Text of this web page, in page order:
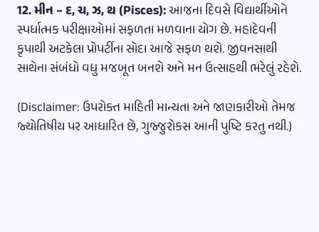
12. મીન – દ, ચ, ઝ, થ (Pisces):આજના દિવસે વિદ્યાર્થીઓને
સ્પર્ધાત્મક પરીક્ષાઓમાં સફળતા મળવાના યોગ છે. મહાદેવની
કૃપાથી અટકેલા પ્રોપર્ટીના સોદા આજે સફળ થશે. જીવનસાથી
સાથેના સંબંધો વધુ મજબૂત બનશે અને મન ઉત્સાહથી ભરેલું રહેશે.
(Disclaimer: ઉપરોક્ત માહિતી માન્યતા અને જાણકારીઓ તેમજ
જ્યોતિષીય પર આધારિત છે, ગુજ્જુરોકસ આની પુષ્ટિ કરતુ નથી.)